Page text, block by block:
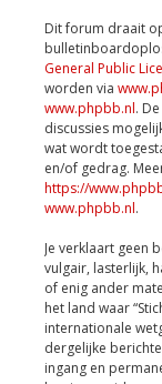
Dit forum draait
General Public
worden via
www.phpbb.nl.
discussies
wat wordt
en/of gedrag.
https://
www.phpbb.nl.
Je verklaart geen
vulgair, lasterlijk,
of enig ander
het land waar
internationale
dergelijke
ingang en